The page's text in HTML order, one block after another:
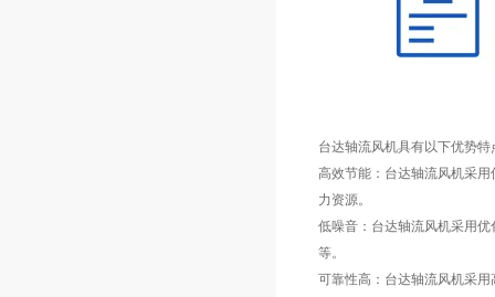
台达轴流风机具有以下优势特
高效节能：台达轴流风机采
力资源。
低噪音：台达轴流风机采用
等。
可靠性高：台达轴流风机采